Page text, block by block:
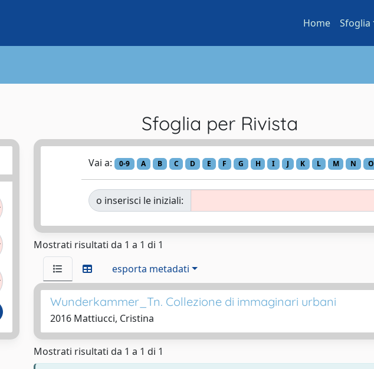
Home Sfoglia
Sfoglia per Rivista
Vai a: 0-9 A B C D E F G H I J K L M N O
o inserisci le iniziali:
Mostrati risultati da 1 a 1 di 1
esporta metadati
Wunderkammer_Tn. Collezione di immaginari urbani
2016 Mattiucci, Cristina
Mostrati risultati da 1 a 1 di 1